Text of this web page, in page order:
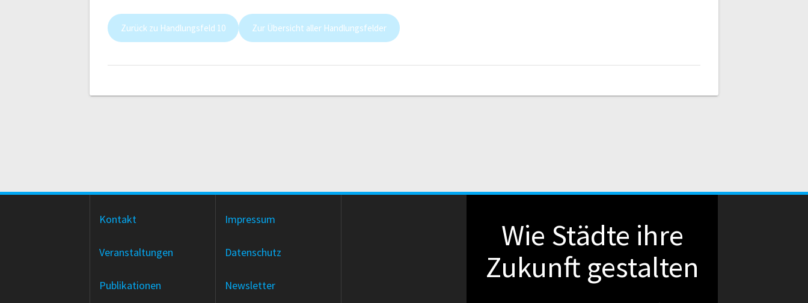
Zurück zu Handlungsfeld 10 Zur Übersicht aller Handlungsfelder
Kontakt
Veranstaltungen
Publikationen
Impressum
Datenschutz
Newsletter
Wie Städte ihre
Zukunft gestalten